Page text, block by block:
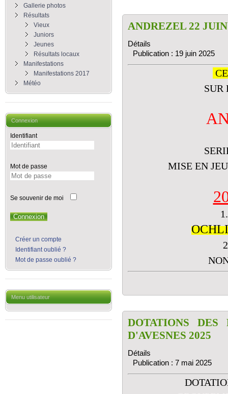
Gallerie photos
Résultats
Vieux
Juniors
Jeunes
Résultats locaux
Manifestations
Manifestations 2017
Météo
Connexion
Identifiant
Mot de passe
Se souvenir de moi
Connexion
Créer un compte
Identifiant oublié ?
Mot de passe oublié ?
Menu utilisateur
ANDREZEL 22 JUIN
Détails
Publication : 19 juin 2025
SUR
MISE EN
DOTATIONS DES
D'AVESNES 2025
Détails
Publication : 7 mai 2025